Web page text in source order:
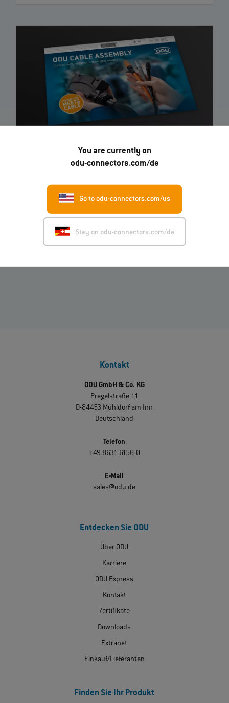
You are currently on
odu-connectors.com/de
Go to odu-connectors.com/us
Stay on odu-connectors.com/de
ODU Cable Assembly Complete Systems from one
– Broschüre
10von10Downloads geladen
Kontakt
ODU GmbH & Co. KG
Pregelstraße 11
D-84453 Mühldorf am Inn
Deutschland
Telefon
+49 8631 6156-0
E-Mail
sales@odu.de
Entdecken Sie ODU
Über ODU
Karriere
ODU Express
Kontakt
Zertifikate
Downloads
Extranet
Einkauf/Lieferanten
Finden Sie Ihr Produkt